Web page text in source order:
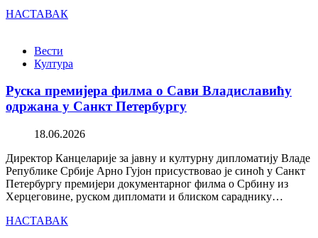
НАСТАВАК
Вести
Култура
Руска премијера филма о Сави Владиславићу
одржана у Санкт Петербургу
18.06.2026
Директор Канцеларије за јавну и културну дипломатију Владе
Републике Србије Арно Гујон присуствовао је синоћ у Санкт
Петербургу премијери документарног филма о Србину из
Херцеговине, руском дипломати и блиском сараднику…
НАСТАВАК